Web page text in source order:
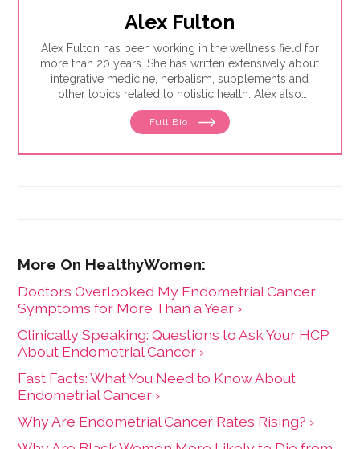
Alex Fulton
Alex Fulton has been working in the wellness field for
more than 20 years. She has written extensively about
integrative medicine, herbalism, supplements and
other topics related to holistic health. Alex also
focuses on issues related to women's health, from
menstruation to menopause. She has collaborated
practitioners to promote natural approaches to health
Full Bio
Doctors Overlooked My Endometrial Cancer
Symptoms for More Than a Year ›
Clinically Speaking: Questions to Ask Your HCP
About Endometrial Cancer ›
Fast Facts: What You Need to Know About
Endometrial Cancer ›
Why Are Endometrial Cancer Rates Rising? ›